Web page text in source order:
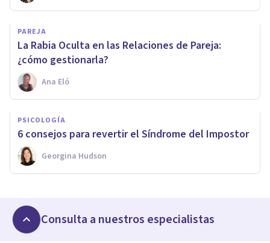
PAREJA
La Rabia Oculta en las Relaciones de Pareja:
¿cómo gestionarla?
Ana Eló
PSICOLOGÍA
6 consejos para revertir el Síndrome del Impostor
Georgina Hudson
Consulta a nuestros especialistas